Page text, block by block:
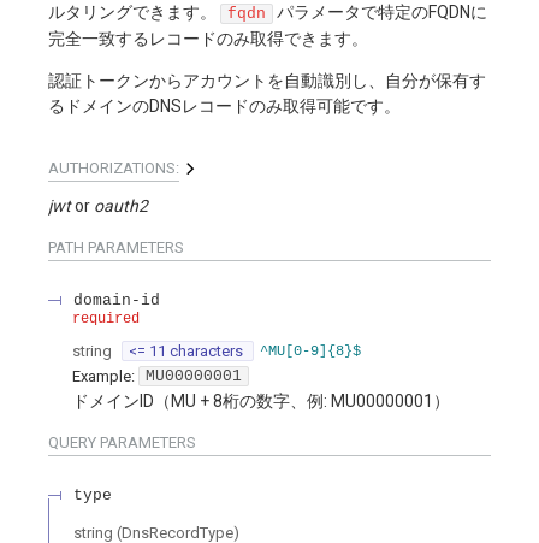
ルタリングできます。
fqdn
パラメータで特定のFQDNに
完全一致するレコードのみ取得できます。
認証トークンからアカウントを自動識別し、自分が保有す
るドメインのDNSレコードのみ取得可能です。
AUTHORIZATIONS:
jwt oauth2
PATH PARAMETERS
domain-id
required
string <= 11 characters ^MU[0-9]{8}$
Example: MU00000001
ドメインID（MU + 8桁の数字、例: MU00000001）
QUERY PARAMETERS
type
string (DnsRecordType)